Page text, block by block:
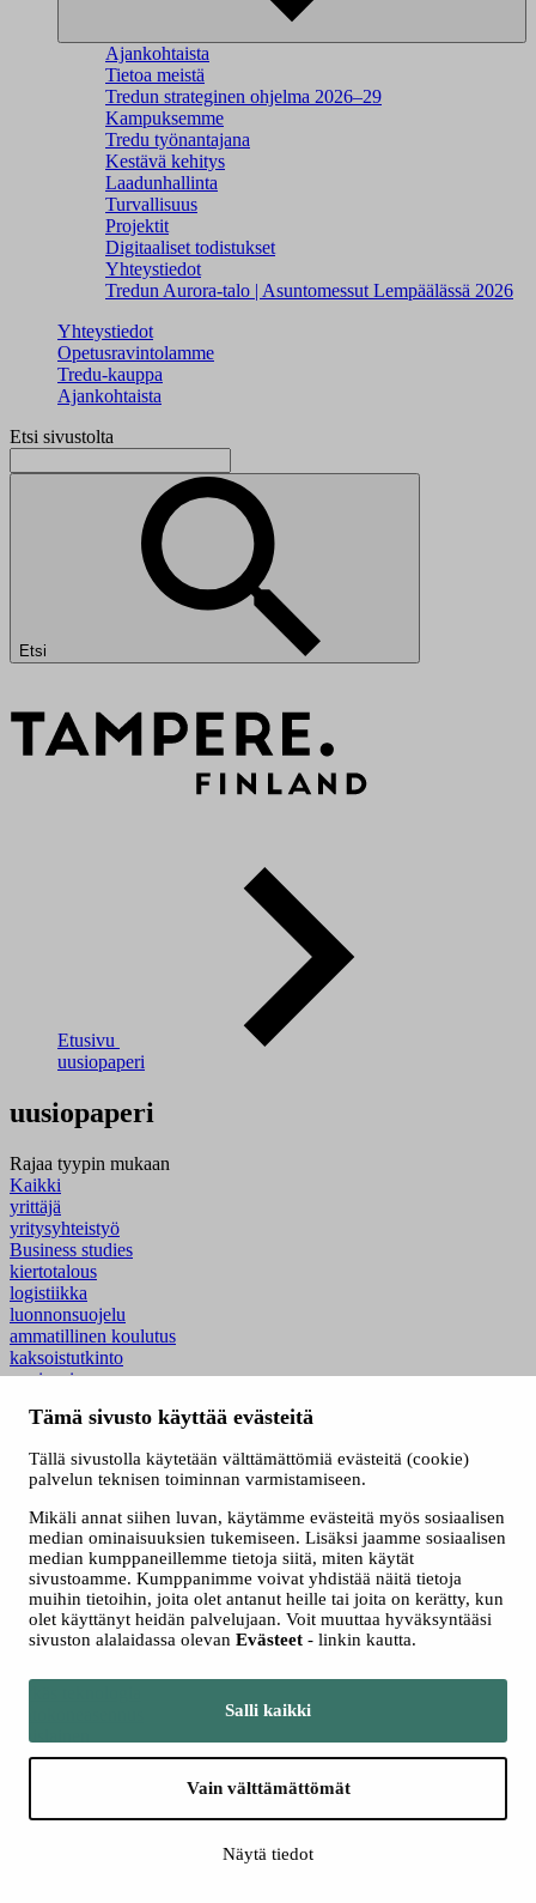
Tämä sivusto käyttää evästeitä
Tällä sivustolla käytetään välttämättömiä evästeitä (cookie)
palvelun teknisen toiminnan varmistamiseen.
Mikäli annat siihen luvan, käytämme evästeitä myös sosiaalisen
median ominaisuuksien tukemiseen. Lisäksi jaamme sosiaalisen
median kumppaneillemme tietoja siitä, miten käytät
sivustoamme. Kumppanimme voivat yhdistää näitä tietoja
muihin tietoihin, joita olet antanut heille tai joita on kerätty, kun
olet käyttänyt heidän palvelujaan. Voit muuttaa hyväksyntääsi
sivuston alalaidassa olevan Evästeet - linkin kautta.
Salli kaikki
Vain välttämättömät
Näytä tiedot
Ajankohtaista
Tietoa meistä
Tredun strateginen ohjelma 2026–29
Kampuksemme
Tredu työnantajana
Kestävä kehitys
Laadunhallinta
Turvallisuus
Projektit
Digitaaliset todistukset
Yhteystiedot
Tredun Aurora-talo | Asuntomessut Lempäälässä 2026
Yhteystiedot
Opetusravintolamme
Tredu-kauppa
Ajankohtaista
Etsi sivustolta
Etsi
Etusivu
uusiopaperi
uusiopaperi
Rajaa tyypin mukaan
Kaikki
yrittäjä
yritysyhteistyö
Business studies
kiertotalous
logistiikka
luonnonsuojelu
ammatillinen koulutus
kaksoistutkinto
oppisopimus
ravintola- ja catering-ala
uusiopaperi
TAMK
metsäteollisuus
amislainen
työelämäyhteistyö
metsäala